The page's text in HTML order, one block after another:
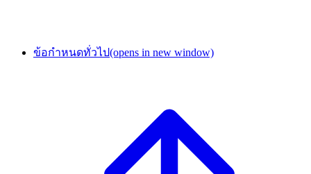
ข้อกำหนดทั่วไป(opens in new window)